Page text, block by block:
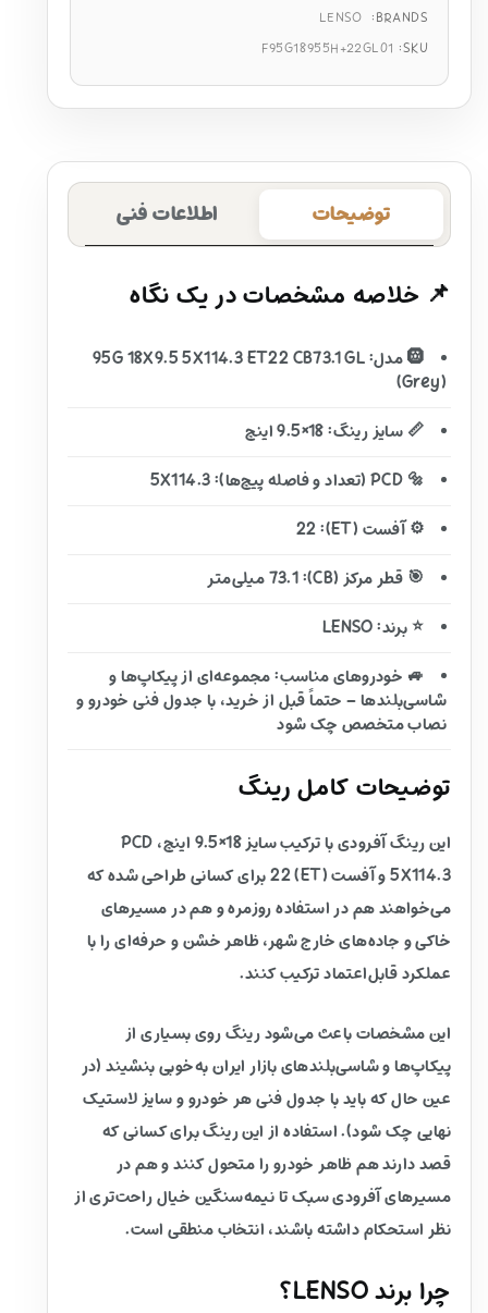
BRANDS:
LENSO
SKU:
F95G18955H+22GL01
توضیحات اطلاعات فنی
📌 خلاصه مشخصات در یک نگاه
🛞 مدل: 95G 18X9.5 5X114.3 ET22 CB73.1 GL
(Grey)
📏 سایز رینگ: 18×9.5 اینچ
🔩 PCD (تعداد و فاصله پیچ‌ها): 5X114.3
⚙️ آفست (ET): 22
🎯 قطر مرکز (CB): 73.1 میلی‌متر
⭐ برند: LENSO
🚙 خودروهای مناسب: مجموعه‌ای از پیکاپ‌ها و
شاسی‌بلندها – حتماً قبل از خرید، با جدول فنی خودرو و
نصاب متخصص چک شود
توضیحات کامل رینگ
این رینگ آفرودی با ترکیب سایز 18×9.5 اینچ، PCD
5X114.3 و آفست (ET) 22 برای کسانی طراحی شده که
می‌خواهند هم در استفاده روزمره و هم در مسیرهای
خاکی و جاده‌های خارج شهر، ظاهر خشن و حرفه‌ای را با
عملکرد قابل‌اعتماد ترکیب کنند.
این مشخصات باعث می‌شود رینگ روی بسیاری از
پیکاپ‌ها و شاسی‌بلندهای بازار ایران به‌خوبی بنشیند (در
عین حال که باید با جدول فنی هر خودرو و سایز لاستیک
نهایی چک شود). استفاده از این رینگ برای کسانی که
قصد دارند هم ظاهر خودرو را متحول کنند و هم در
مسیرهای آفرودی سبک تا نیمه‌سنگین خیال راحت‌تری از
نظر استحکام داشته باشند، انتخاب منطقی است.
چرا برند LENSO؟